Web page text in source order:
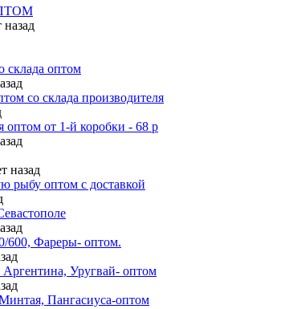
назад
склада оптом
со склада производителя
оптом от 1-й коробки - 68 р
назад
рыбу оптом с доставкой
Фареры- оптом.
Уругвай- оптом
Пангасиуса-оптом